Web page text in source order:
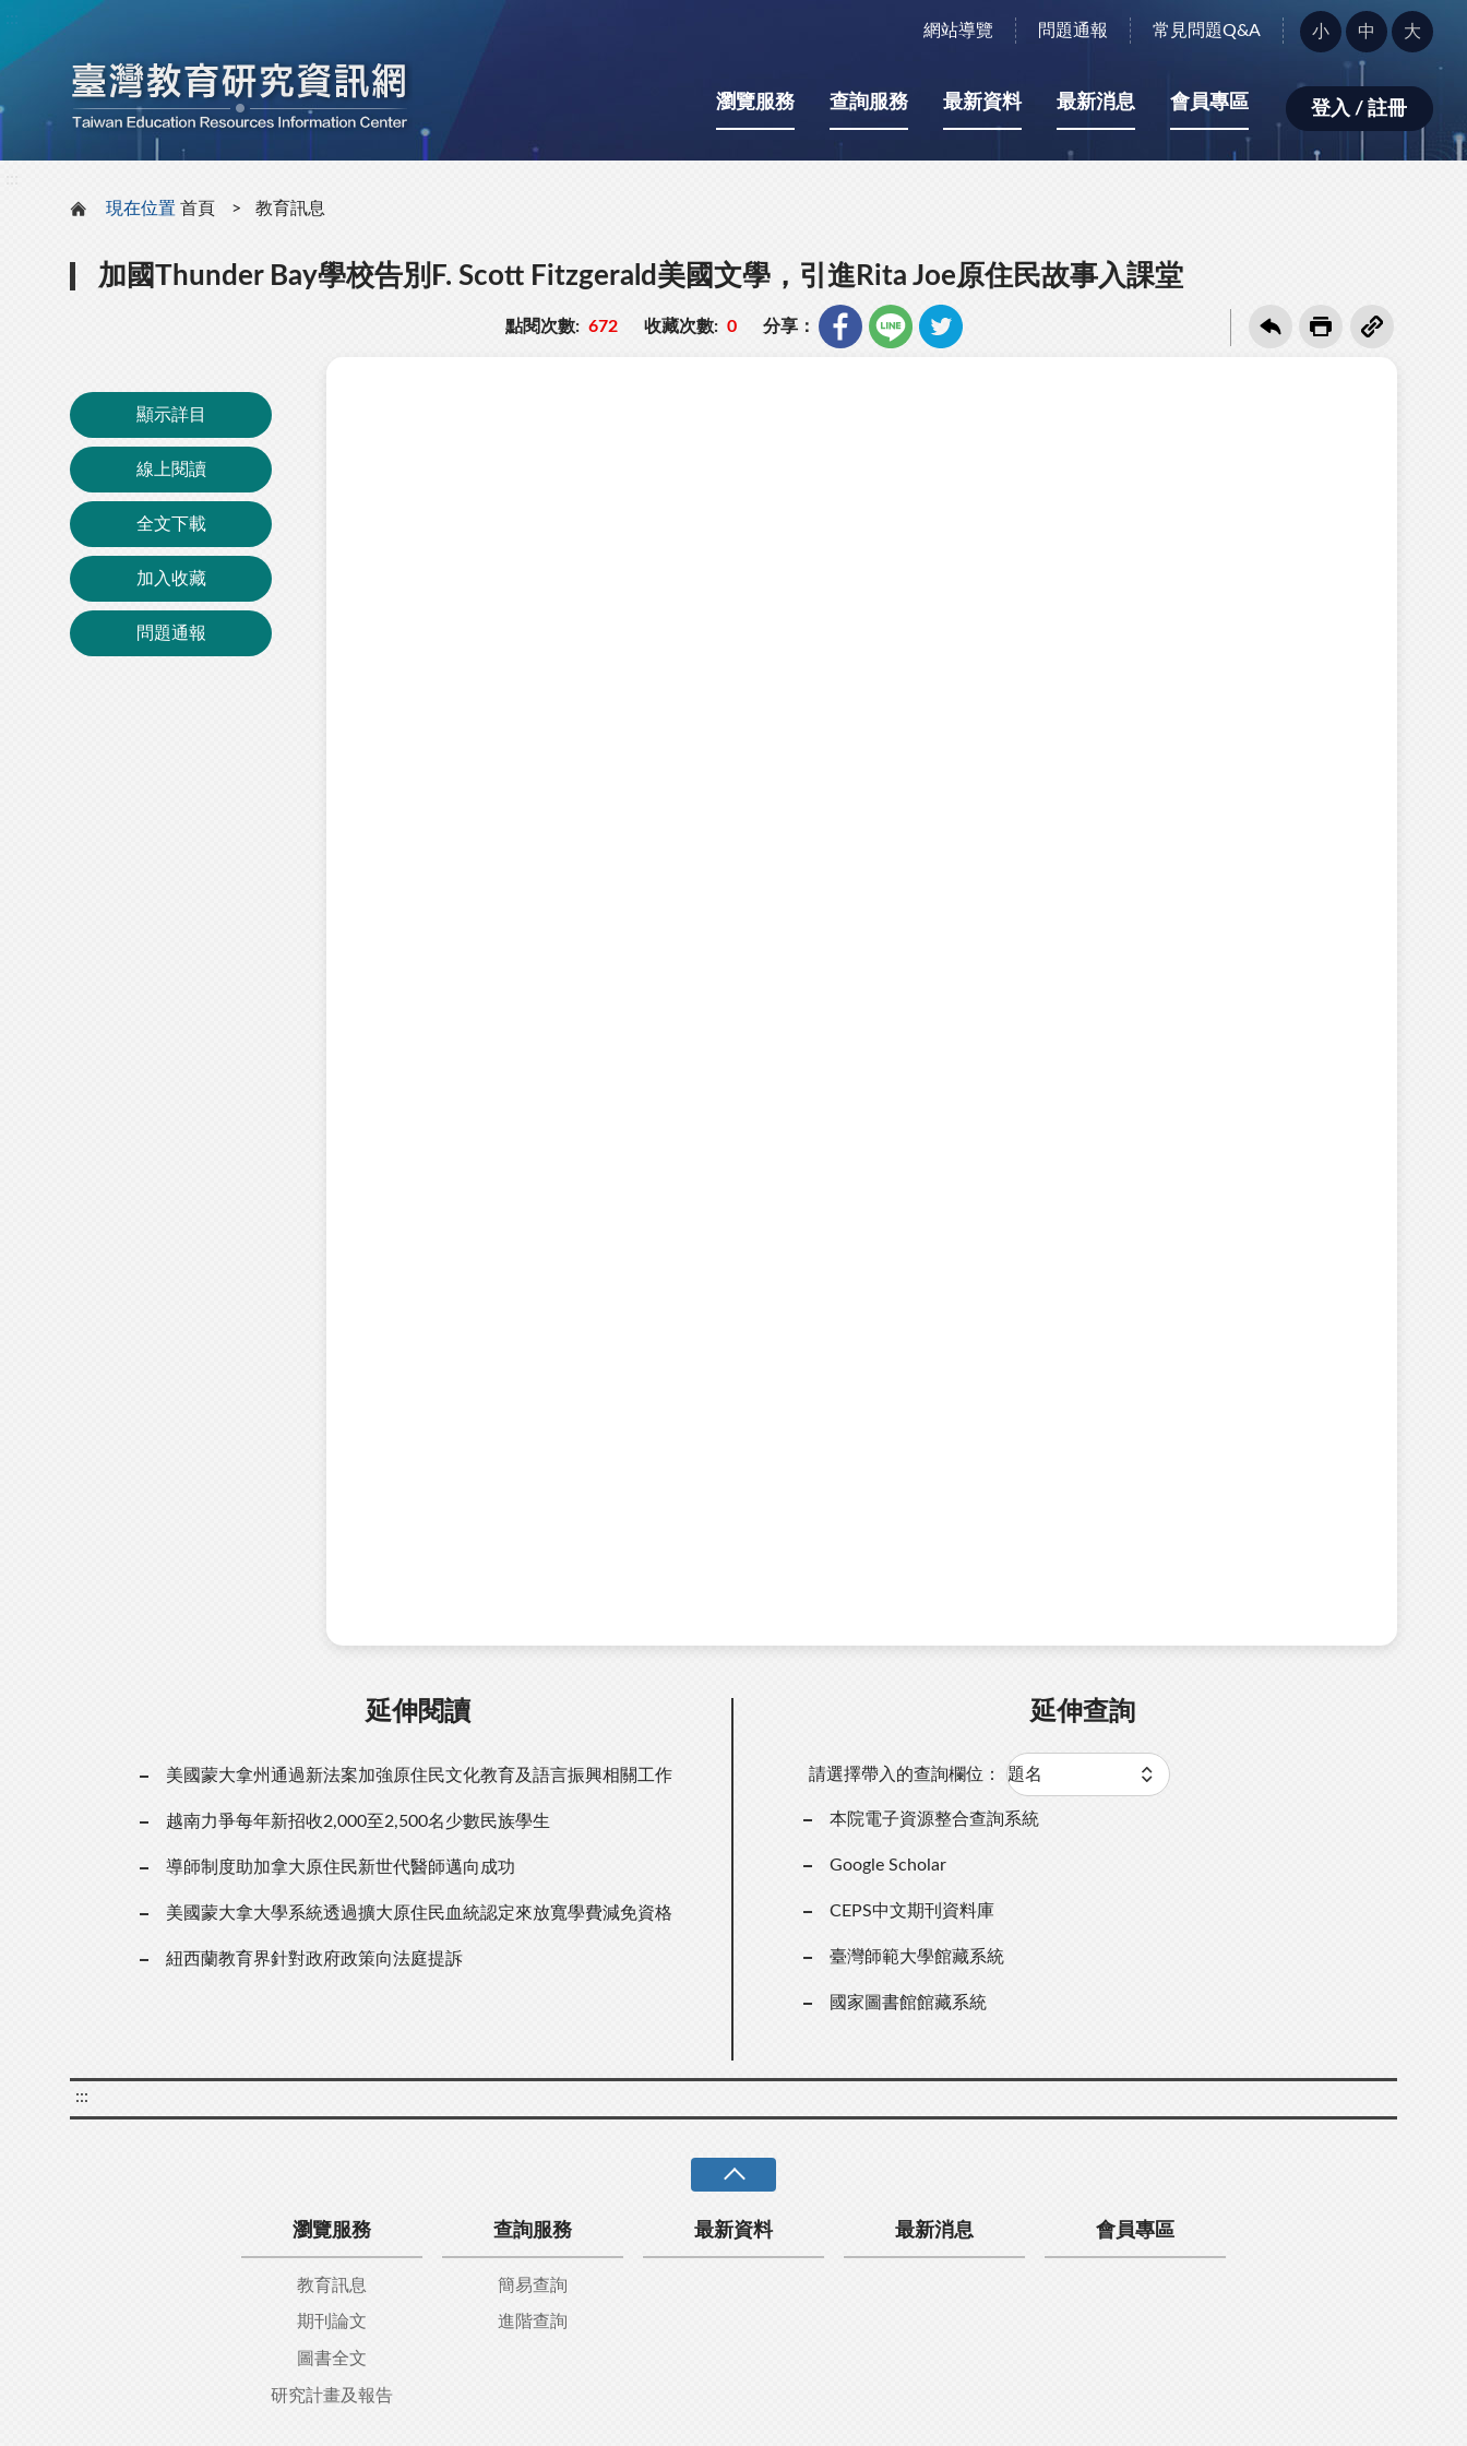
網站導覽 問題通報 常見問題Q&A
字
型
小：
小 中 大
瀏覽服務 查詢服務 最新資料 最新消息 會員專區 登入 / 註冊
現在位置 首頁 教育訊息
加國Thunder Bay學校告別F. Scott Fitzgerald美國文學，引進Rita Joe原住民故事入課堂
點閱次數: 672 收藏次數: 0 分享：
顯示詳目
線上閱讀
全文下載
加入收藏
問題通報
延伸閱讀
美國蒙大拿州通過新法案加強原住民文化教育及語言振興相關工作
越南力爭每年新招收2,000至2,500名少數民族學生
導師制度助加拿大原住民新世代醫師邁向成功
美國蒙大拿大學系統透過擴大原住民血統認定來放寬學費減免資格
紐西蘭教育界針對政府政策向法庭提訴
延伸查詢
請選擇帶入的查詢欄位：
本院電子資源整合查詢系統
Google Scholar
CEPS中文期刊資料庫
臺灣師範大學館藏系統
國家圖書館館藏系統
:::
瀏覽服務
教育訊息
期刊論文
圖書全文
研究計畫及報告
查詢服務
簡易查詢
進階查詢
最新資料 最新消息 會員專區